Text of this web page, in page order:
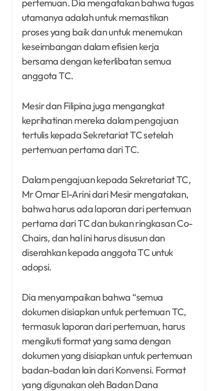
pertemuan. Dia mengatakan bahwa tugas
utamanya adalah untuk memastikan
proses yang baik dan untuk menemukan
keseimbangan dalam efisien kerja
bersama dengan keterlibatan semua
anggota TC.
Mesir dan Filipina juga mengangkat
keprihatinan mereka dalam pengajuan
tertulis kepada Sekretariat TC setelah
pertemuan pertama dari TC.
Dalam pengajuan kepada Sekretariat TC,
Mr Omar El-Arini dari Mesir mengatakan,
bahwa harus ada laporan dari pertemuan
pertama dari TC dan bukan ringkasan Co-
Chairs, dan hal ini harus disusun dan
diserahkan kepada anggota TC untuk
adopsi.
Dia menyampaikan bahwa “semua
dokumen disiapkan untuk pertemuan TC,
termasuk laporan dari pertemuan, harus
mengikuti format yang sama dengan
dokumen yang disiapkan untuk pertemuan
badan-badan lain dari Konvensi. Format
yang digunakan oleh Badan Dana